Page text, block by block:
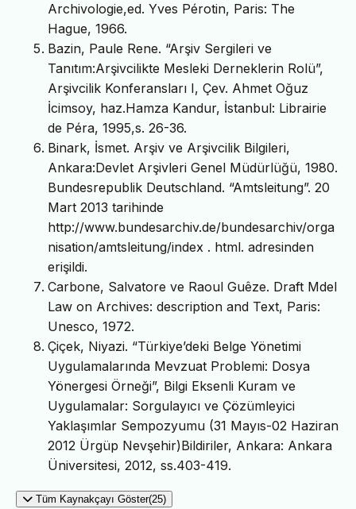
Archivologie,ed. Yves Pérotin, Paris: The
Hague, 1966.
Bazin, Paule Rene. “Arşiv Sergileri ve
Tanıtım:Arşivcilikte Mesleki Derneklerin Rolü”,
Arşivcilik Konferansları I, Çev. Ahmet Oğuz
İcimsoy, haz.Hamza Kandur, İstanbul: Librairie
de Péra, 1995,s. 26-36.
Binark, İsmet. Arşiv ve Arşivcilik Bilgileri,
Ankara:Devlet Arşivleri Genel Müdürlüğü, 1980.
Bundesrepublik Deutschland. “Amtsleitung”. 20
Mart 2013 tarihinde
http://www.bundesarchiv.de/bundesarchiv/orga
nisation/amtsleitung/index . html. adresinden
erişildi.
Carbone, Salvatore ve Raoul Guêze. Draft Mdel
Law on Archives: description and Text, Paris:
Unesco, 1972.
Çiçek, Niyazi. “Türkiye’deki Belge Yönetimi
Uygulamalarında Mevzuat Problemi: Dosya
Yönergesi Örneği”, Bilgi Eksenli Kuram ve
Uygulamalar: Sorgulayıcı ve Çözümleyici
Yaklaşımlar Sempozyumu (31 Mayıs-02 Haziran
2012 Ürgüp Nevşehir)Bildiriler, Ankara: Ankara
Üniversitesi, 2012, ss.403-419.
Tüm Kaynakçayı Göster(25)